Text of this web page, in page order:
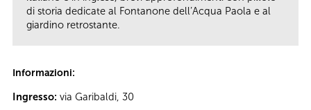
di storia dedicate al Fontanone dell’Acqua Paola e al
giardino retrostante.
Informazioni:
Ingresso: via Garibaldi, 30